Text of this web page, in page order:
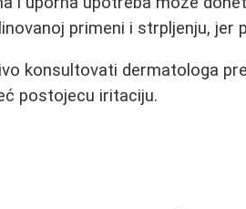
primeni i strpljenju,
konsultovati dermatologa
postojecu iritaciju.